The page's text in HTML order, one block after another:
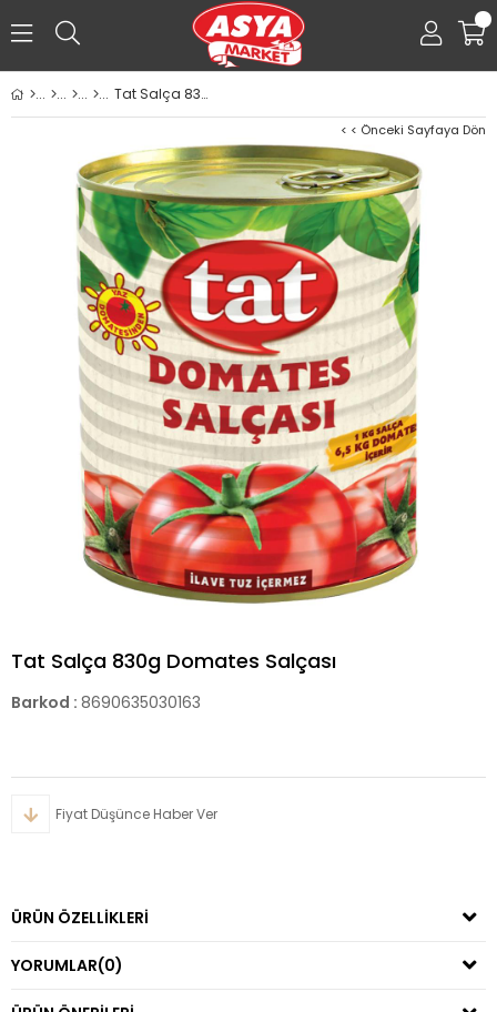
0
Tat Salça 830g Domates Salçası
< < Önceki Sayfaya Dön
Tat Salça 830g Domates Salçası
Barkod : 8690635030163
Fiyat Düşünce Haber Ver
ÜRÜN ÖZELLIKLERI
YORUMLAR(0)